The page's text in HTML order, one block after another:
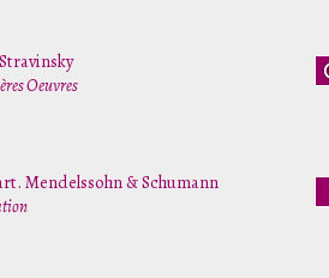
Oeuvres
Mendelssohn & Schumann